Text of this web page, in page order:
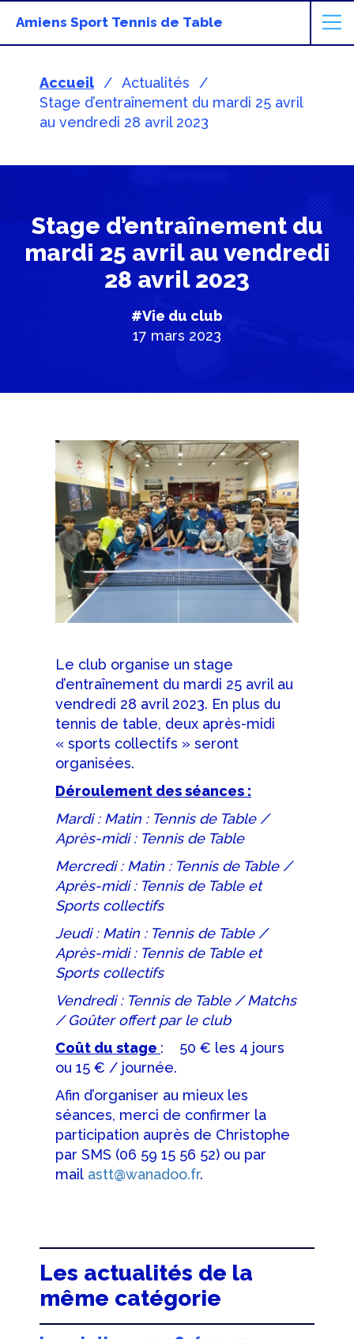
Amiens Sport Tennis de Table
Accueil
Actualités
Stage d’entraînement du mardi 25 avril
au vendredi 28 avril 2023
Stage d’entraînement du
mardi 25 avril au vendredi
28 avril 2023
#Vie du club
17 mars 2023
Le club organise un stage
d’entraînement du mardi 25 avril au
vendredi 28 avril 2023. En plus du
tennis de table, deux après-midi
« sports collectifs » seront
organisées.
Déroulement des séances :
Mardi : Matin : Tennis de Table /
Après-midi : Tennis de Table
Mercredi : Matin : Tennis de Table /
Après-midi : Tennis de Table et
Sports collectifs
Jeudi : Matin : Tennis de Table /
Après-midi : Tennis de Table et
Sports collectifs
Vendredi : Tennis de Table / Matchs
/ Goûter offert par le club
Coût du stage : 50 € les 4 jours
ou 15 € / journée.
Afin d’organiser au mieux les
séances, merci de confirmer la
participation auprès de Christophe
par SMS (06 59 15 56 52) ou par
mail astt@wanadoo.fr.
Les actualités de la
même catégorie